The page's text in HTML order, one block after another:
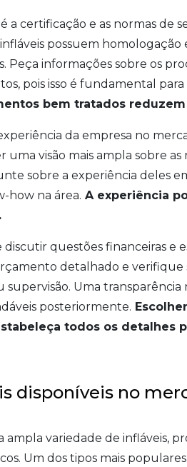
certificação e as normas de
possuem homologação
Peça informações sobre os
pois isso é fundamental
bem tratados
da empresa no
visão mais ampla sobre
sobre a experiência deles
how na área. A experiência
questões financeiras e
detalhado e verifique
Uma transparência
posteriormente.
todos os detalhes
disponíveis no
ampla variedade de infláveis,
Um dos tipos mais